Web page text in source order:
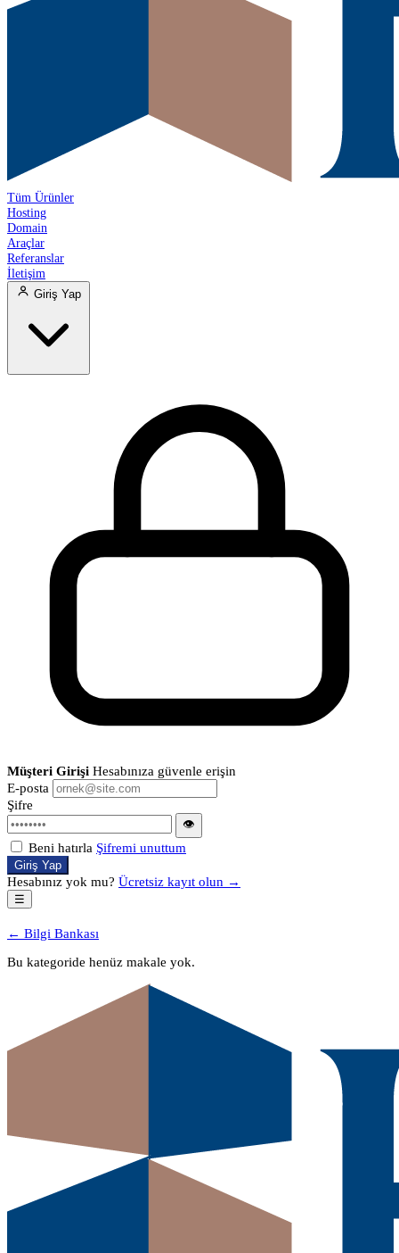
Tüm Ürünler
Hosting
Domain
Araçlar
Referanslar
İletişim
Giriş Yap
Müşteri Girişi Hesabınıza güvenle erişin
E-posta
Şifre
👁
Beni hatırla Şifremi unuttum
Giriş Yap
Hesabınız yok mu? Ücretsiz kayıt olun →
☰
← Bilgi Bankası
Bu kategoride henüz makale yok.